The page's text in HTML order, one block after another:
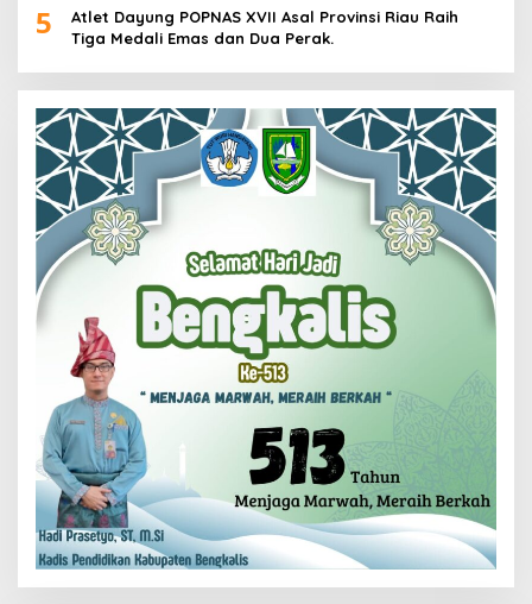
5
Atlet Dayung POPNAS XVII Asal Provinsi Riau Raih
Tiga Medali Emas dan Dua Perak.